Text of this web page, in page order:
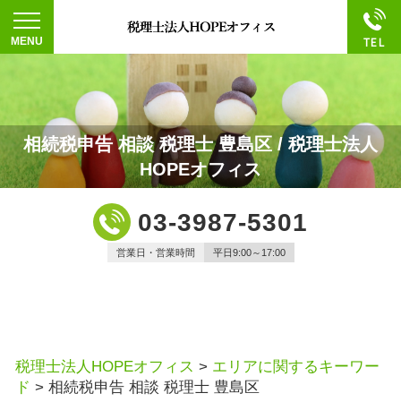
相続税申告 相談 税理士 豊島区 / 税理士法人
HOPEオフィス
03-3987-5301
営業日・営業時間 平日9:00～17:00
税理士法人HOPEオフィス > エリアに関するキーワー
ド > 相続税申告 相談 税理士 豊島区